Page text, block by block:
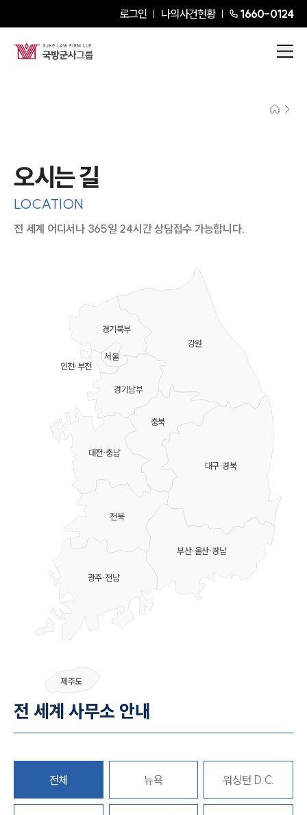
로그인 나의사건현황 1660-0124
오시는 길
LOCATION
전 세계 어디서나 365일 24시간 상담접수 가능합니다.
강원
충북
대전·충남
대구·경북
부산·울산·경남
전북
광주·전남
제주도
경기북부
경기남부
서울
인천·부천
전 세계 사무소 안내
전체 뉴욕 워싱턴 D.C.